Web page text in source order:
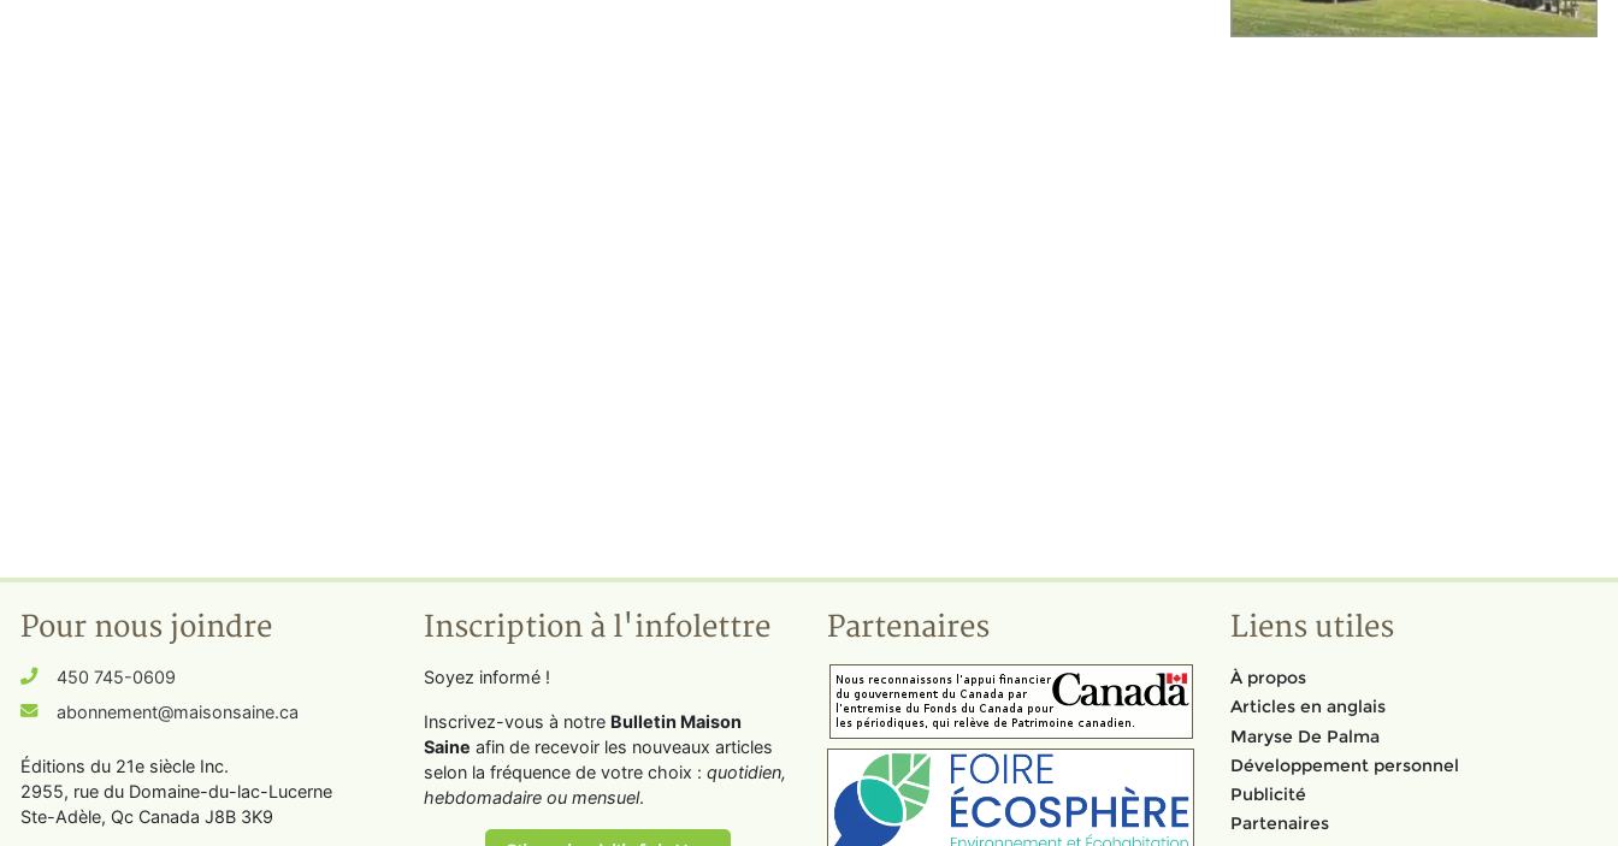
Pour nous joindre
450 745-0609
abonnement@maisonsaine.ca
Éditions du 21e siècle Inc.
2955, rue du Domaine-du-lac-Lucerne
Ste-Adèle, Qc Canada J8B 3K9
Inscription à l'infolettre
Soyez informé !
Inscrivez-vous à notre Bulletin Maison
Saine afin de recevoir les nouveaux articles
selon la fréquence de votre choix : quotidien,
hebdomadaire ou mensuel.
Partenaires Liens utiles
À propos
Articles en anglais
Maryse De Palma
Développement personnel
Publicité
Partenaires